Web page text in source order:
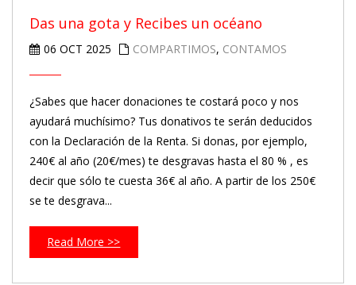
Das una gota y Recibes un océano
06 OCT 2025 COMPARTIMOS, CONTAMOS
¿Sabes que hacer donaciones te costará poco y nos
ayudará muchísimo? Tus donativos te serán deducidos
con la Declaración de la Renta. Si donas, por ejemplo,
240€ al año (20€/mes) te desgravas hasta el 80 % , es
decir que sólo te cuesta 36€ al año. A partir de los 250€
se te desgrava...
Read More >>